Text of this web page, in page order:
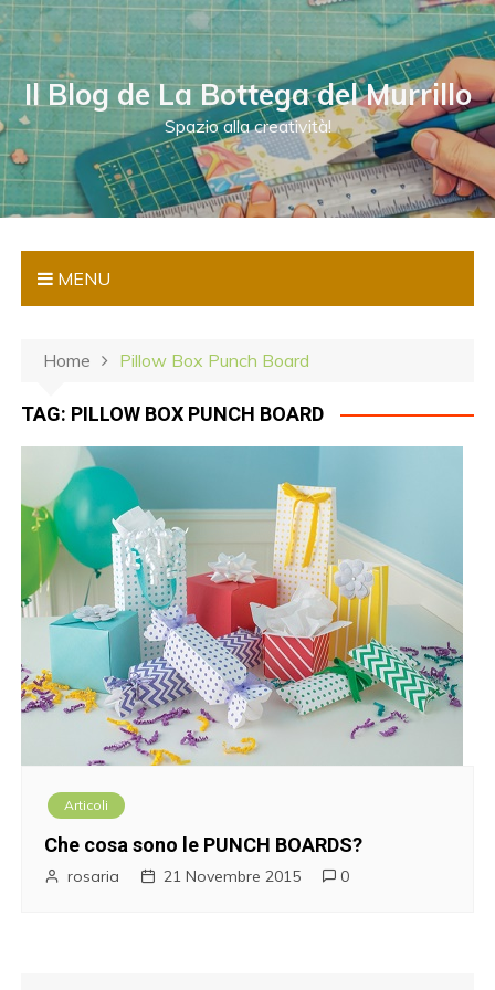
S
a
a
a
l
c
Il Blog de La Bottega del Murrillo
Spazio alla creatività!
MENU
Home Pillow Box Punch Board
TAG: PILLOW BOX PUNCH BOARD
Articoli
Che cosa sono le PUNCH BOARDS?
rosaria 21 Novembre 2015 0